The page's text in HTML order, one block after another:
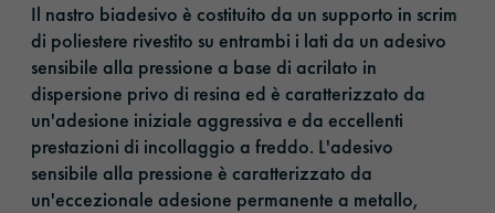
Il nastro biadesivo è costituito da un supporto in scrim
di poliestere rivestito su entrambi i lati da un adesivo
sensibile alla pressione a base di acrilato in
dispersione privo di resina ed è caratterizzato da
un'adesione iniziale aggressiva e da eccellenti
prestazioni di incollaggio a freddo. L'adesivo
sensibile alla pressione è caratterizzato da
un'eccezionale adesione permanente a metallo,